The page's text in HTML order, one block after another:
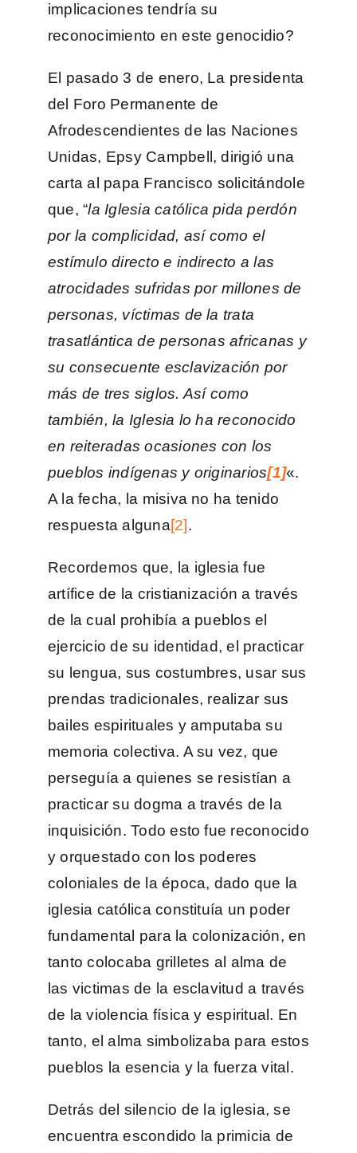
implicaciones tendría su
reconocimiento en este genocidio?
El pasado 3 de enero, La presidenta
del Foro Permanente de
Afrodescendientes de las Naciones
Unidas, Epsy Campbell, dirigió una
carta al papa Francisco solicitándole
que, “la Iglesia católica pida perdón
por la complicidad, así como el
estímulo directo e indirecto a las
atrocidades sufridas por millones de
personas, víctimas de la trata
trasatlántica de personas africanas y
su consecuente esclavización por
más de tres siglos. Así como
también, la Iglesia lo ha reconocido
en reiteradas ocasiones con los
pueblos indígenas y originarios[1]«.
A la fecha, la misiva no ha tenido
respuesta alguna[2].
Recordemos que, la iglesia fue
artífice de la cristianización a través
de la cual prohibía a pueblos el
ejercicio de su identidad, el practicar
su lengua, sus costumbres, usar sus
prendas tradicionales, realizar sus
bailes espirituales y amputaba su
memoria colectiva. A su vez, que
perseguía a quienes se resistían a
practicar su dogma a través de la
inquisición. Todo esto fue reconocido
y orquestado con los poderes
coloniales de la época, dado que la
iglesia católica constituía un poder
fundamental para la colonización, en
tanto colocaba grilletes al alma de
las victimas de la esclavitud a través
de la violencia física y espiritual. En
tanto, el alma simbolizaba para estos
pueblos la esencia y la fuerza vital.
Detrás del silencio de la iglesia, se
encuentra escondido la primicia de